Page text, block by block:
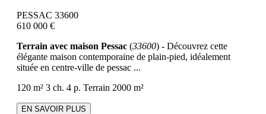
PESSAC 33600
610 000 €
Terrain avec maison Pessac (33600) - Découvrez cette
élégante maison contemporaine de plain-pied, idéalement
située en centre-ville de pessac ...
120 m² 3 ch. 4 p. Terrain 2000 m²
EN SAVOIR PLUS